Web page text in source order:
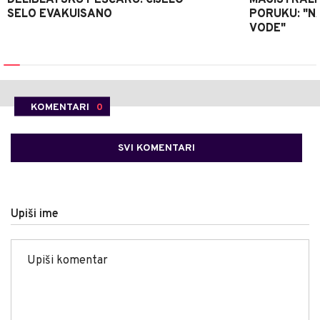
SELO EVAKUISANO
PORUKU:
VODE"
KOMENTARI 0
SVI KOMENTARI
Upiši ime